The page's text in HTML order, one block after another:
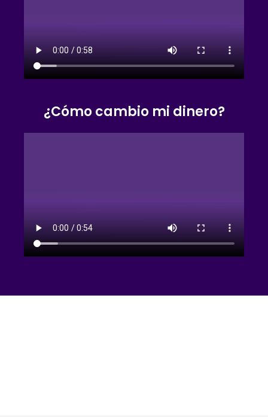
¿Cómo cambio mi dinero?